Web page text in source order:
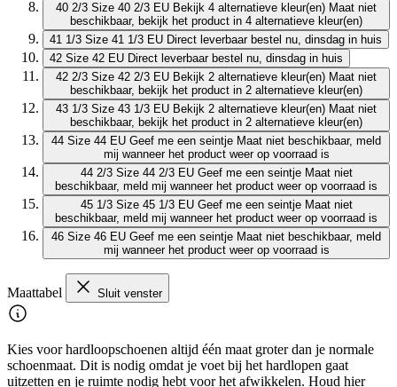
40 2/3 Size 40 2/3 EU Bekijk 4 alternatieve kleur(en) Maat niet
beschikbaar, bekijk het product in 4 alternatieve kleur(en)
41 1/3 Size 41 1/3 EU Direct leverbaar bestel nu, dinsdag in huis
42 Size 42 EU Direct leverbaar bestel nu, dinsdag in huis
42 2/3 Size 42 2/3 EU Bekijk 2 alternatieve kleur(en) Maat niet
beschikbaar, bekijk het product in 2 alternatieve kleur(en)
43 1/3 Size 43 1/3 EU Bekijk 2 alternatieve kleur(en) Maat niet
beschikbaar, bekijk het product in 2 alternatieve kleur(en)
44 Size 44 EU Geef me een seintje Maat niet beschikbaar, meld
mij wanneer het product weer op voorraad is
44 2/3 Size 44 2/3 EU Geef me een seintje Maat niet
beschikbaar, meld mij wanneer het product weer op voorraad is
45 1/3 Size 45 1/3 EU Geef me een seintje Maat niet
beschikbaar, meld mij wanneer het product weer op voorraad is
46 Size 46 EU Geef me een seintje Maat niet beschikbaar, meld
mij wanneer het product weer op voorraad is
Maattabel Sluit venster
Kies voor hardloopschoenen altijd één maat groter dan je normale
schoenmaat. Dit is nodig omdat je voet bij het hardlopen gaat
uitzetten en je ruimte nodig hebt voor het afwikkelen. Houd hier